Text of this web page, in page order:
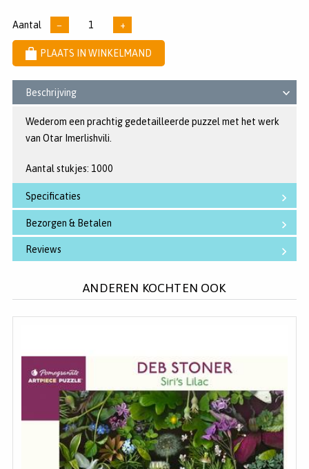
Aantal − +
PLAATS IN WINKELMAND
Beschrijving
Wederom een prachtig gedetailleerde puzzel met het werk
van Otar Imerlishvili.
Aantal stukjes: 1000
Specificaties
Bezorgen & Betalen
Reviews
ANDEREN KOCHTEN OOK